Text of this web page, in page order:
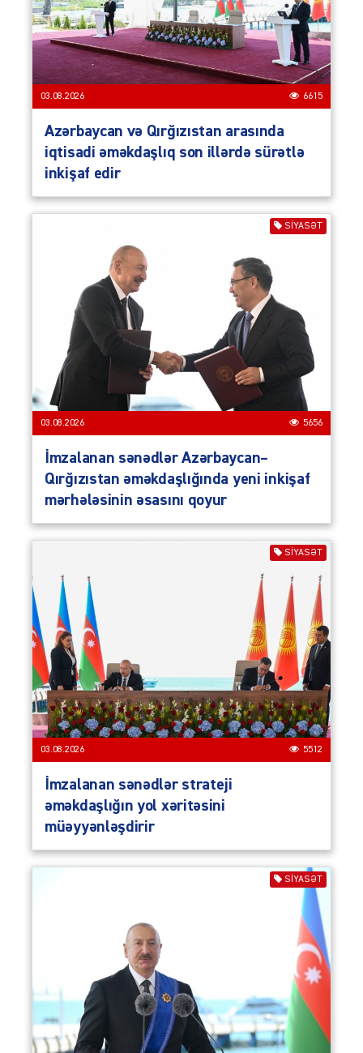
03.08.2026 6615
Azərbaycan və Qırğızıstan arasında
iqtisadi əməkdaşlıq son illərdə sürətlə
inkişaf edir
SIYASƏT
03.08.2026 5656
İmzalanan sənədlər Azərbaycan–
Qırğızıstan əməkdaşlığında yeni inkişaf
mərhələsinin əsasını qoyur
SIYASƏT
03.08.2026 5512
İmzalanan sənədlər strateji
əməkdaşlığın yol xəritəsini
müəyyənləşdirir
SIYASƏT